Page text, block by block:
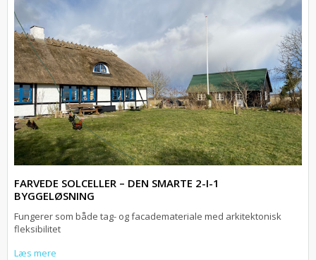
FARVEDE SOLCELLER – DEN SMARTE 2-I-1
BYGGELØSNING
Fungerer som både tag- og facademateriale med arkitektonisk
fleksibilitet
Læs mere